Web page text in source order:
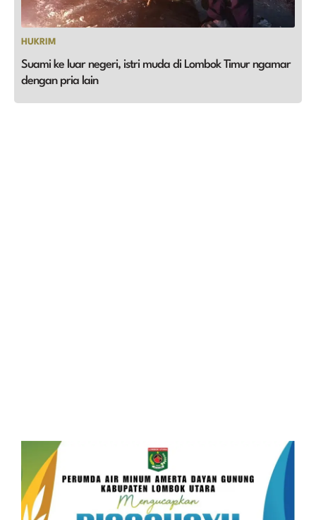
HUKRIM
Suami ke luar negeri, istri muda di Lombok Timur ngamar
dengan pria lain